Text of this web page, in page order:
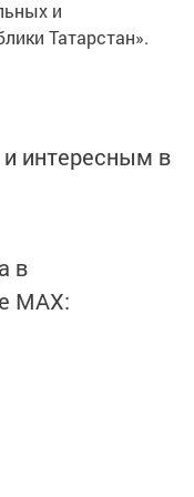
и
Татарстан».
интересным в
в
MАХ: